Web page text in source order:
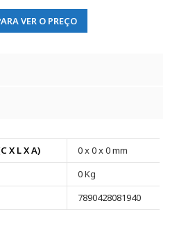
VER O PREÇO
X L X A)
0 x 0 x 0 mm
0 Kg
7890428081940